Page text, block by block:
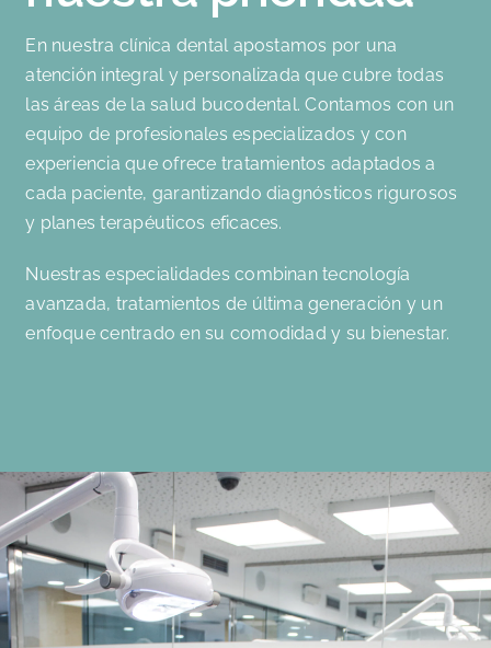
En nuestra clínica dental apostamos por una
atención integral y personalizada que cubre todas
las áreas de la salud bucodental. Contamos con un
equipo de profesionales especializados y con
experiencia que ofrece tratamientos adaptados a
cada paciente, garantizando diagnósticos rigurosos
y planes terapéuticos eficaces.
Nuestras especialidades combinan tecnología
avanzada, tratamientos de última generación y un
enfoque centrado en su comodidad y su bienestar.